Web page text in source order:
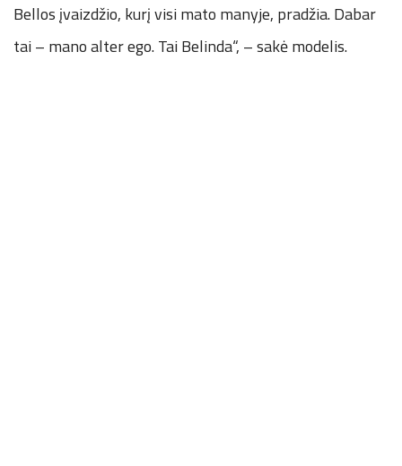
Bellos įvaizdžio, kurį visi mato manyje, pradžia. Dabar
tai – mano alter ego. Tai Belinda“, – sakė modelis.